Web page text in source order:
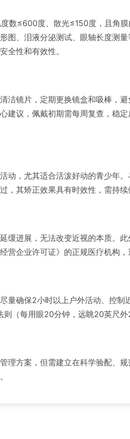
数≤600度、散光≤150度，且角
、泪液分泌测试、眼轴长度测
全性和有效性。
洁镜片，定期更换镜盒和吸棒，
建议，佩戴初期需每周复查，稳
动，尤其适合活泼好动的青少年
其矫正效果具有时效性，需持续
进展，无法改变近视的本质。
企业许可证》的正规医疗机构，
量确保2小时以上户外活动、控制
（每用眼20分钟，远眺20英尺外
理方案，但需建立在科学验配、